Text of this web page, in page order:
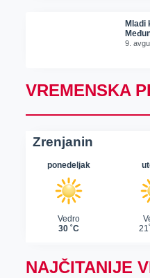
Mladi
9.
VREMENSKA
NAJČITANIJE